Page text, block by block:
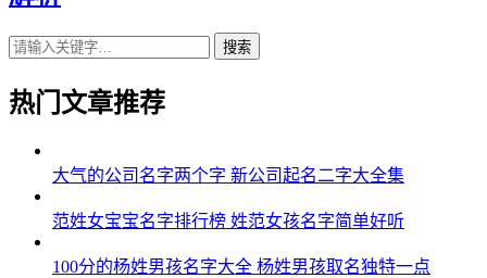
搜索
热门文章推荐
大气的公司名字两个字 新公司起名二字大全集
范姓女宝宝名字排行榜 姓范女孩名字简单好听
100分的杨姓男孩名字大全 杨姓男孩取名独特一点